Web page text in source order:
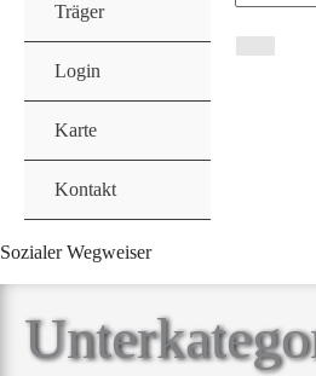
Träger
Login
Karte
Kontakt
for:
Sozialer Wegweiser